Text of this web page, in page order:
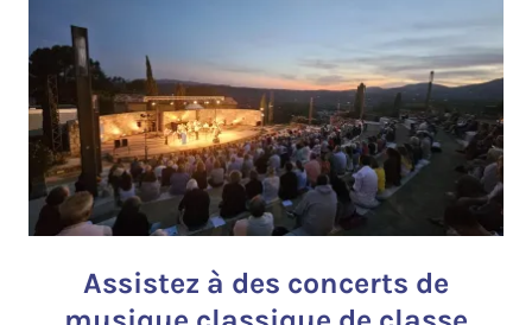
Assistez à des concerts de